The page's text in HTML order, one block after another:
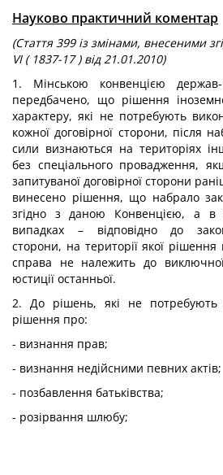
Науково практичний коментар
(Стаття 399 із змінами, внесеними
VI ( 1837-17 ) від 21.01.2010)
1. Мінською конвенцією
передбачено, що рішення
характеру, які не потребують
кожної договірної сторони, після
сили визнаються на територіях
без спеціального провадження,
запитуваної договірної сторони
винесено рішення, що набрало
згідно з даною Конвенцією, а в
випадках – відповідно до
сторони, на території якої
справа не належить до виключної
юстиції останньої.
2. До рішень, які не потребують
рішення про:
- визнання прав;
- визнання недійсними певних актів;
- позбавлення батьківства;
- розірвання шлюбу;